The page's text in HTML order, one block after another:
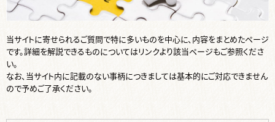
当サイトに寄せられるご質問で特に多いものを中心に、内容をまとめたページ
です。詳細を解説できるものについてはリンクより該当ページもご参照くださ
い。
なお、当サイト内に記載のない事柄につきましては基本的にご対応できません
ので予めご了承ください。